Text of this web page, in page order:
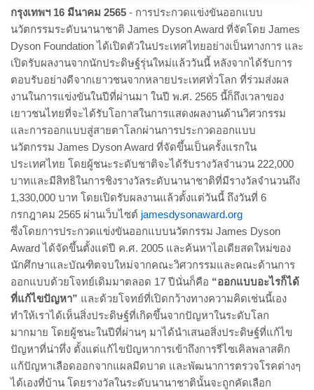
กรุงเทพฯ 16 มีนาคม 2565 - การประกวดแข่งขันออกแบบ
นวัตกรรมระดับนานาชาติ James Dyson Award ที่จัดโดย James
Dyson Foundation ได้เปิดตัวในประเทศไทยอย่างเป็นทางการ และ
เปิดรับผลงานจากนักประดิษฐ์รุ่นใหม่แล้ววันนี้ หลังจากได้รับการ
ตอบรับอย่างดีจากเยาวชนจากหลายประเทศทั่วโลก ที่ร่วมส่งผล
งานในการแข่งขันในปีที่ผ่านมา ในปี พ.ศ. 2565 นี้ก็ถึงเวลาของ
เยาวชนไทยที่จะได้รับโอกาสในการแสดงผลงานด้านวิศวกรรม
และการออกแบบสู่สายตาโลกผ่านการประกวดออกแบบ
นวัตกรรม James Dyson Award ที่จัดขึ้นเป็นครั้งแรกใน
ประเทศไทย โดยผู้ชนะระดับชาติจะได้รับรางวัลจำนวน 222,000
บาทและมีสิทธิในการชิงรางวัลระดับนานาชาติที่มีรางวัลจำนวนถึง
1,330,000 บาท โดยเปิดรับผลงานแล้วตั้งแต่วันนี้ ถึงวันที่ 6
กรกฎาคม 2565 ผ่านเว็บไซต์ jamesdysonaward.org
ซึ่งโดยการประกวดแข่งขันออกแบบนวัตกรรม James Dyson
Award ได้จัดขึ้นตั้งแต่ปี ค.ศ. 2005 และค้นหาไอเดียสดใหม่ของ
นักศึกษาและบัณฑิตจบใหม่จากคณะวิศวกรรมและคณะด้านการ
ออกแบบด้วยโจทย์เดิมมาตลอด 17 ปีนั่นก็คือ “ออกแบบอะไรก็ได้
ที่แก้ไขปัญหา” และด้วยโจทย์ที่เปิดกว้างทางความคิดเช่นนี้เอง
ทำให้เราได้เห็นสิ่งประดิษฐ์ที่เกิดขึ้นจากปัญหาในระดับโลก
มากมาย โดยผู้ชนะในปีที่ผ่านๆ มาได้นำเสนอสิ่งประดิษฐ์ที่แก้ไข
ปัญหาที่น่าทึ่ง ตั้งแต่แก้ไขปัญหาการเข้าถึงการรีไซเคิลพลาสติก
แก้ปัญหาเลือดออกจากแผลมีดบาด และพัฒนาการตรวจโรคต่างๆ
ได้เองที่บ้าน โดยรางวัลในระดับนานาชาตินั้นจะถูกคัดเลือก